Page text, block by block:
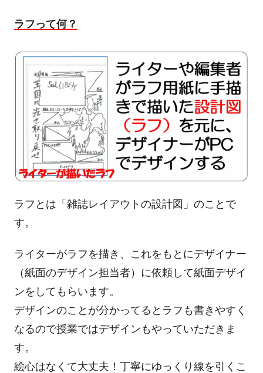
ラフって何？
ラフとは「雑誌レイアウトの設計図」のことで
す。
ライターがラフを描き、これをもとにデザイナー
（紙面のデザイン担当者）に依頼して紙面デザイ
ンをしてもらいます。
デザインのことが分かってるとラフも書きやすく
なるので授業ではデザインもやっていただきま
す。
絵心はなくて大丈夫！丁寧にゆっくり線を引くこ